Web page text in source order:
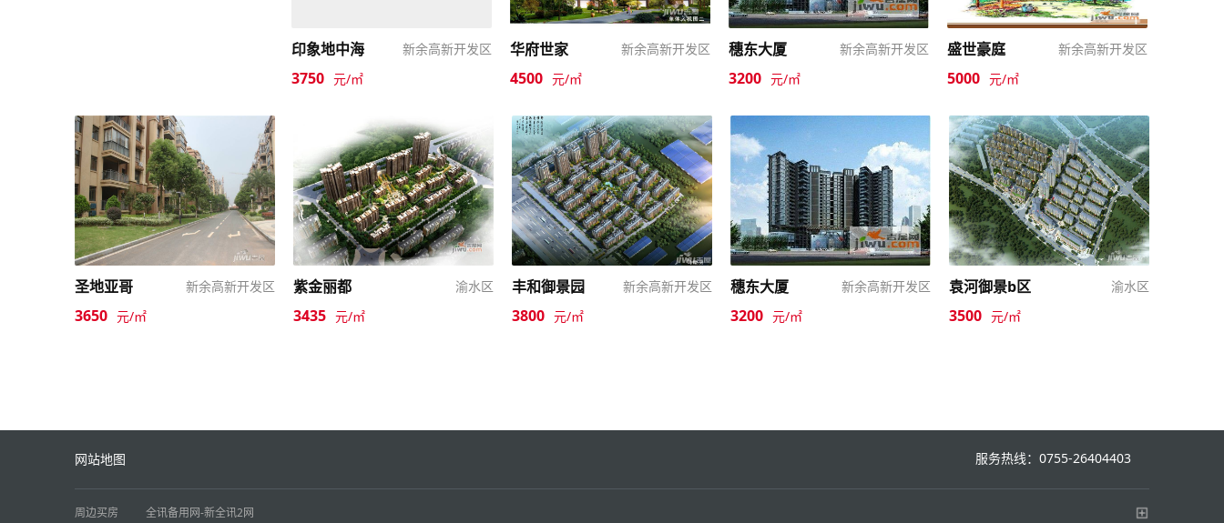
印象地中海 新余高新开发区
3750 元/㎡
华府世家 新余高新开发区
4500 元/㎡
穗东大厦 新余高新开发区
3200 元/㎡
盛世豪庭 新余高新开发区
5000 元/㎡
圣地亚哥 新余高新开发区
3650 元/㎡
紫金丽都 渝水区
3435 元/㎡
丰和御景园 新余高新开发区
3800 元/㎡
穗东大厦 新余高新开发区
3200 元/㎡
袁河御景b区 渝水区
3500 元/㎡
服务热线：0755-26404403
网站地图
周边买房 全讯备用网-新全讯2网